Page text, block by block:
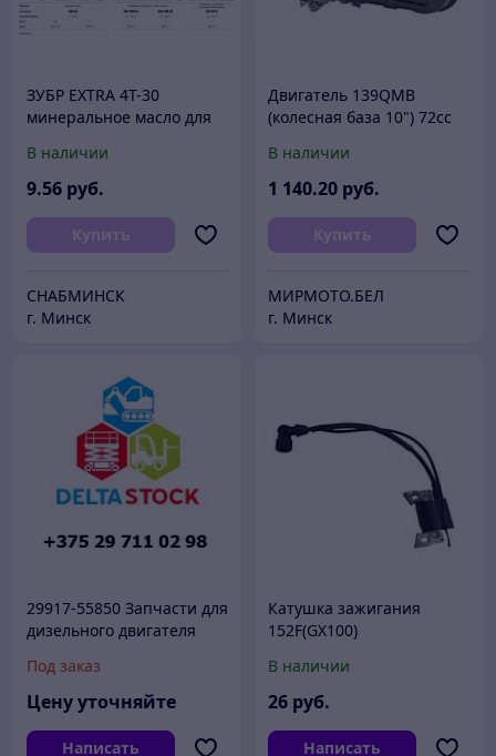
ЗУБР EXTRA 4Т-30
минеральное масло для
л
В наличии
9.56 руб.
Купить
СНАБМИНСК
г. Минск
Двигатель 139QMB
(колесная база 10") 72сс
Minsk, Viper, SYM, Racer,
Benzhou,
В наличии
1 140.20 руб.
Купить
МИРМОТО.БЕЛ
г. Минск
29917-55850 Запчасти для
дизельного двигателя
(2991755850)
Под заказ
Цену уточняйте
Написать
Катушка зажигания
152F(GX100)
В наличии
26 руб.
Написать